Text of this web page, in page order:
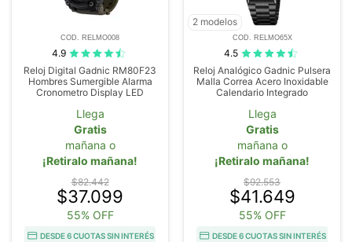
COD. RELMO008
4.9
Reloj Digital Gadnic RM80F23
Hombres Sumergible Alarma
Cronometro Display LED
Llega
Gratis
mañana o
¡Retiralo mañana!
$82.442
$37.099
55% OFF
DESDE 6 CUOTAS SIN INTERÉS
2 modelos
COD. RELMO65X
4.5
Reloj Analógico Gadnic Pulsera
Malla Correa Acero Inoxidable
Calendario Integrado
Llega
Gratis
mañana o
¡Retiralo mañana!
$92.553
$41.649
55% OFF
DESDE 6 CUOTAS SIN INTERÉS